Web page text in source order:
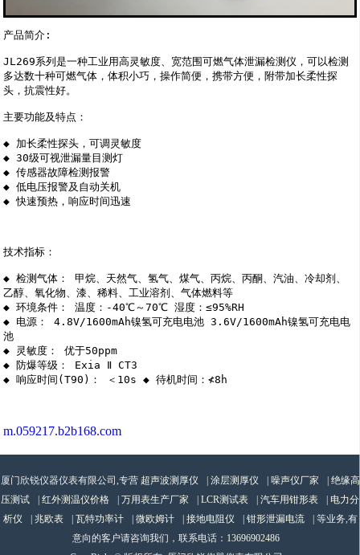
产品简介:
JL269系列是一种工业用高灵敏度、宽范围可燃气体泄漏检测仪，可以检测
多达数十种可燃气体，体积小巧，操作简便，携带方便，附带加长柔性探
头，抗震性好。
主要功能及特点：
◆ 加长柔性探头，可调灵敏度
◆ 30级可视泄漏量目测灯
◆ 传感器故障检测报警
◆ 低电压报警及自动关机
◆ 快速预热，响应时间迅速
技术指标：
◆ 检测气体： 甲烷、天然气、氢气、煤气、丙烷、丙酮、汽油、冷却剂、
乙醇、氧化物、漆、稀料、工业溶剂、气体燃料等
◆ 环境条件： 温度：-40℃～70℃ 湿度：≤95%RH
◆ 电源： 4.8V/1600mAh镍氢可充电电池 3.6V/1600mAh镍氢可充电电
池
◆ 灵敏度： 优于50ppm
◆ 防爆等级： Exia Ⅱ CT3
◆ 响应时间(T90)： ＜10s ◆ 待机时间：≮8h
m.059217.b2b168.com
厦门欣锐仪器仪表有限公司,专营 超声波测厚仪 涂层测厚仪 噪声仪厂家
绝缘高
压测试
红外测温仪价格 万用表生产厂家 LCR测试表 汽车用钳形表
电力分
析仪
兆欧表 瓦特功率计 微欧姆计 接地电阻仪 钳形泄漏电流
| 等业务,有
意向的客户请咨询我们，联系电话： 13696902486